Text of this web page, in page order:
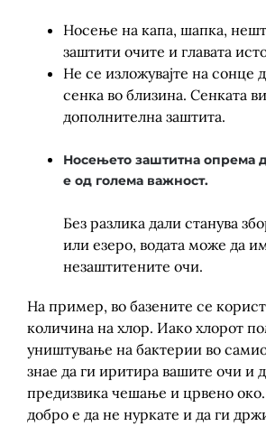
Носење на капа, шапка,
заштити очите и главата
Не се изложувајте на сонце
сенка во близина. Сенката
дополнителна заштита.
Носењето заштитна опрема
е од голема важност.
Без разлика дали станува
или езеро, водата може да
незаштитените очи.
На пример, во базените се
количина на хлор. Иако хлорот
уништување на бактерии во
знае да ги иритира вашите очи и
предизвика чешање и црвено
добро е да не нуркате и да ги